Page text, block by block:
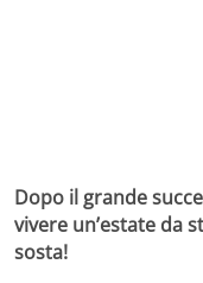
Dopo il grande
vivere un’estate da
sosta!